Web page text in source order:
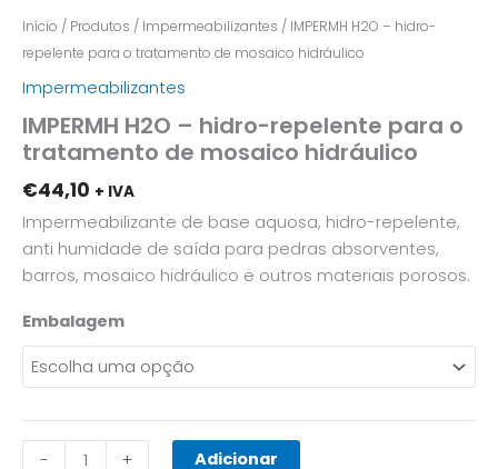
Início / Produtos / Impermeabilizantes / IMPERMH H2O – hidro-
repelente para o tratamento de mosaico hidráulico
Impermeabilizantes
IMPERMH H2O – hidro-repelente para o
tratamento de mosaico hidráulico
€44,10 + IVA
Impermeabilizante de base aquosa, hidro-repelente,
anti humidade de saída para pedras absorventes,
barros, mosaico hidráulico e outros materiais porosos.
Embalagem
- + Adicionar